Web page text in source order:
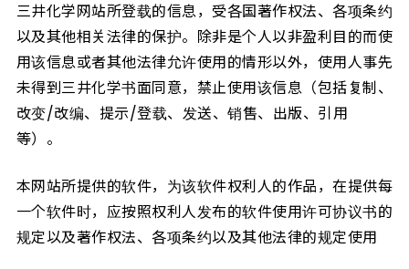
三井化学网站所登载的信息，受各国著作权法、各项条约
以及其他相关法律的保护。除非是个人以非盈利目的而使
用该信息或者其他法律允许使用的情形以外，使用人事先
未得到三井化学书面同意，禁止使用该信息（包括复制、
改变/改编、提示/登载、发送、销售、出版、引用
等）。
本网站所提供的软件，为该软件权利人的作品，在提供每
一个软件时，应按照权利人发布的软件使用许可协议书的
规定以及著作权法、各项条约以及其他法律的规定使用